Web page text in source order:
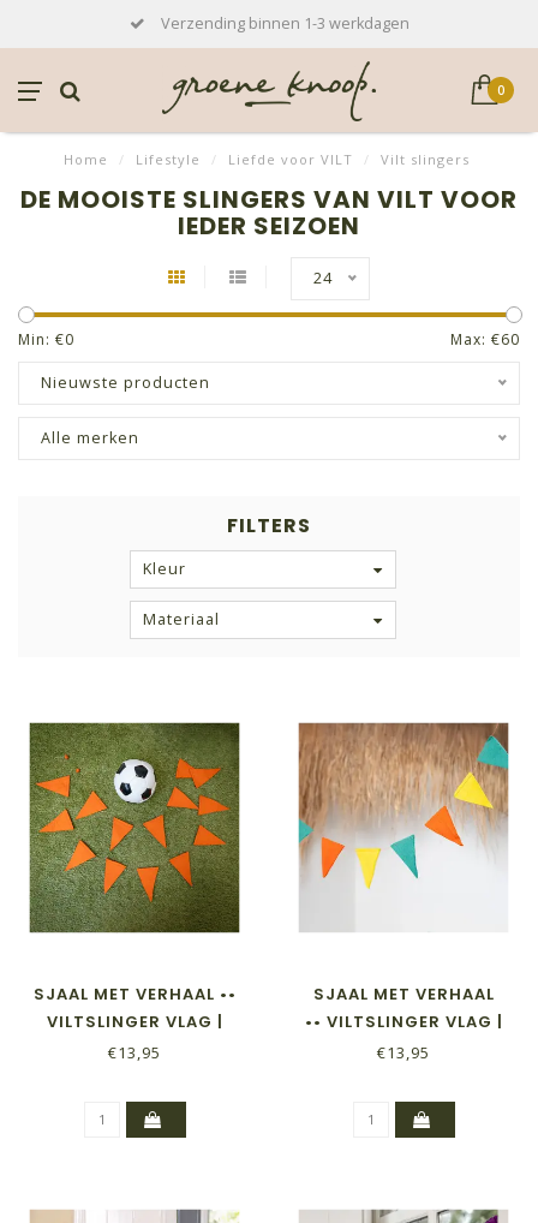
Verzending binnen 1-3 werkdagen
0
Home / Lifestyle / Liefde voor VILT / Vilt slingers
DE MOOISTE SLINGERS VAN VILT VOOR
IEDER SEIZOEN
24
Min: €0 Max: €60
Nieuwste producten
Alle merken
FILTERS
Kleur
Materiaal
SJAAL MET VERHAAL ••
VILTSLINGER VLAG |
ORANJE
€13,95
SJAAL MET VERHAAL
•• VILTSLINGER VLAG |
SUMMER DAYS
€13,95